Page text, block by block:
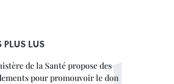
PLUS LUS
de la Santé propose des
pour promouvoir le don